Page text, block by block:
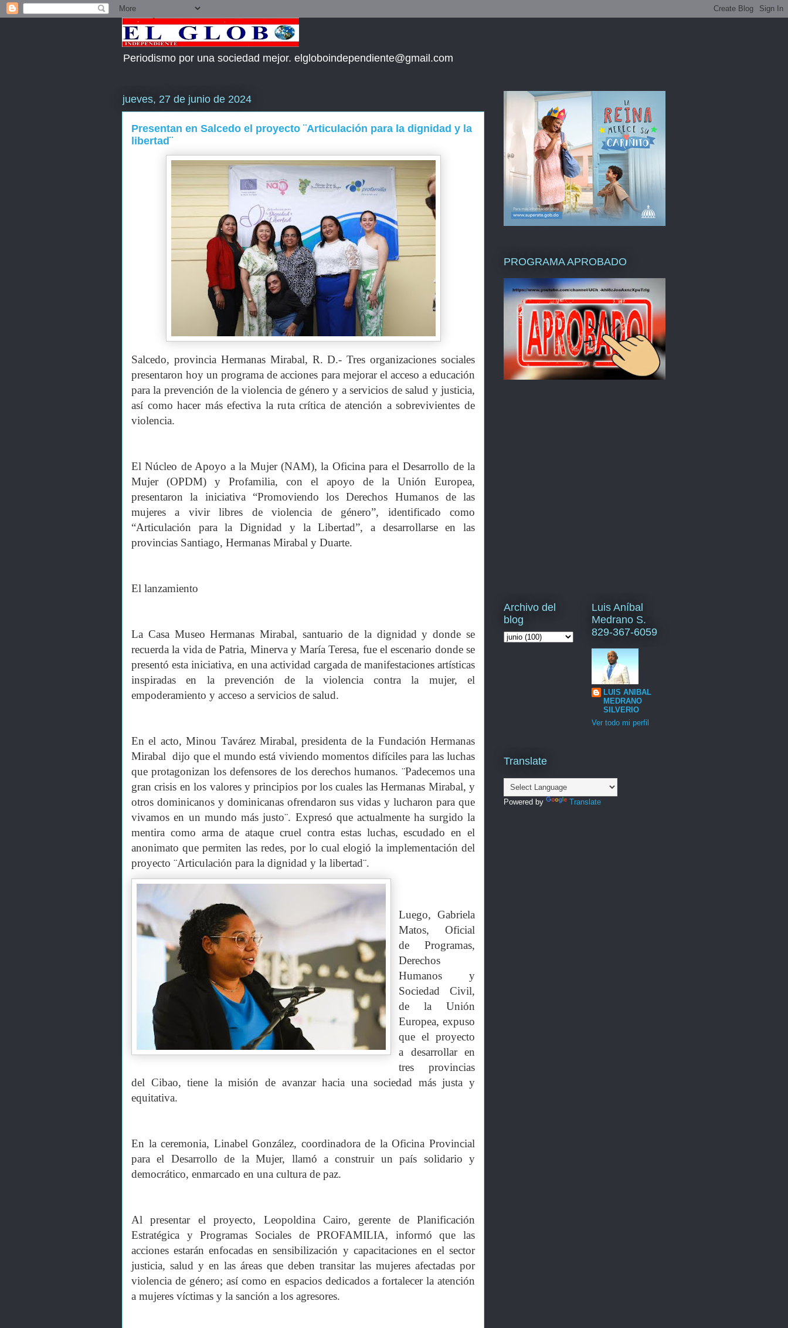
Periodismo por una sociedad mejor. elgloboindependiente@gmail.com
jueves, 27 de junio de 2024
Presentan en Salcedo el proyecto ¨Articulación para la dignidad y la
libertad¨
Salcedo, provincia Hermanas Mirabal, R. D.- Tres organizaciones sociales
presentaron hoy un programa de acciones para mejorar el acceso a educación
para la prevención de la violencia de género y a servicios de salud y justicia,
así como hacer más efectiva la ruta crítica de atención a sobrevivientes de
violencia.
El Núcleo de Apoyo a la Mujer (NAM), la Oficina para el Desarrollo de la
Mujer (OPDM) y Profamilia, con el apoyo de la Unión Europea,
presentaron la iniciativa “Promoviendo los Derechos Humanos de las
mujeres a vivir libres de violencia de género”, identificado como
“Articulación para la Dignidad y la Libertad”, a desarrollarse en las
provincias Santiago, Hermanas Mirabal y Duarte.
El lanzamiento
La Casa Museo Hermanas Mirabal, santuario de la dignidad y donde se
recuerda la vida de Patria, Minerva y María Teresa, fue el escenario donde se
presentó esta iniciativa, en una actividad cargada de manifestaciones artísticas
inspiradas en la prevención de la violencia contra la mujer, el
empoderamiento y acceso a servicios de salud.
En el acto, Minou Tavárez Mirabal, presidenta de la Fundación Hermanas
Mirabal dijo que el mundo está viviendo momentos difíciles para las luchas
que protagonizan los defensores de los derechos humanos. ¨Padecemos una
gran crisis en los valores y principios por los cuales las Hermanas Mirabal, y
otros dominicanos y dominicanas ofrendaron sus vidas y lucharon para que
vivamos en un mundo más justo¨. Expresó que actualmente ha surgido la
mentira como arma de ataque cruel contra estas luchas, escudado en el
anonimato que permiten las redes, por lo cual elogió la implementación del
proyecto ¨Articulación para la dignidad y la libertad¨.
Luego, Gabriela
Matos, Oficial
de Programas,
Derechos
Humanos y
Sociedad Civil,
de la Unión
Europea, expuso
que el proyecto
a desarrollar en
tres provincias
del Cibao, tiene la misión de avanzar hacia una sociedad más justa y
equitativa.
En la ceremonia, Linabel González, coordinadora de la Oficina Provincial
para el Desarrollo de la Mujer, llamó a construir un país solidario y
democrático, enmarcado en una cultura de paz.
Al presentar el proyecto, Leopoldina Cairo, gerente de Planificación
Estratégica y Programas Sociales de PROFAMILIA, informó que las
acciones estarán enfocadas en sensibilización y capacitaciones en el sector
justicia, salud y en las áreas que deben transitar las mujeres afectadas por
violencia de género; así como en espacios dedicados a fortalecer la atención
a mujeres víctimas y la sanción a los agresores.
PROGRAMA APROBADO
Archivo del
blog
Luis Aníbal
Medrano S.
829-367-6059
LUIS ANIBAL
MEDRANO
SILVERIO
Ver todo mi perfil
Translate
Powered by Translate